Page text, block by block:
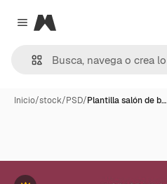
Close menu
Magnific
Inicio/stock/PSD/Plantilla salón de b…